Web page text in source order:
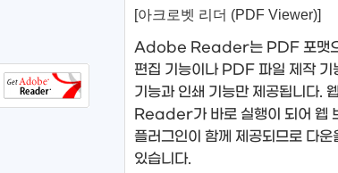
[아크로벳 리더 (PDF Viewer)]
Adobe Reader는 PDF 포맷으
편집 기능이나 PDF 파일 제작
기능과 인쇄 기능만 제공됩니다
Reader가 바로 실행이 되어 웹
플러그인이 함께 제공되므로 다
있습니다.